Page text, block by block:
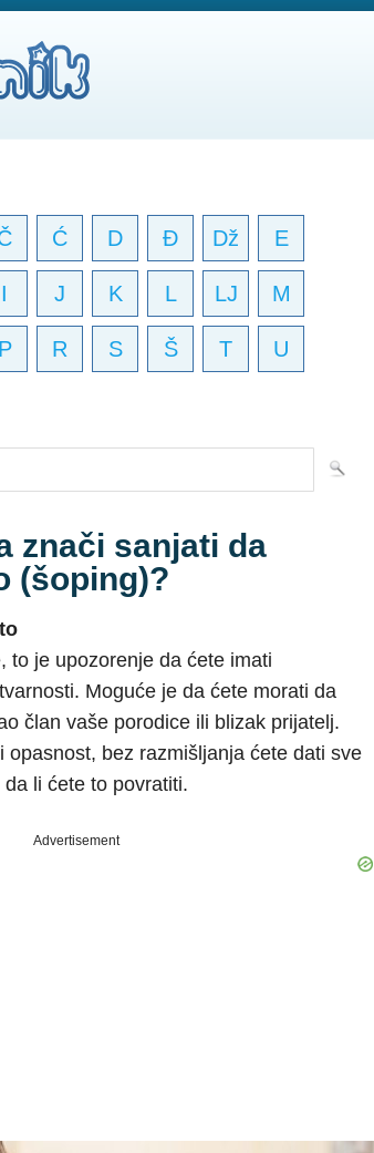
Ć D Đ Dž E
I J K L LJ M
P R S Š T U
znači sanjati da
(šoping)?
to je upozorenje da ćete imati
Moguće je da ćete morati da
član vaše porodice ili blizak prijatelj.
opasnost, bez razmišljanja ćete dati sve
li ćete to povratiti.
Advertisement